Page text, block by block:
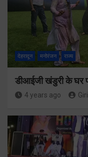
देहरादून मनोरंजन राज्य
डीआईजी खंडुरी के घर
4 years ago